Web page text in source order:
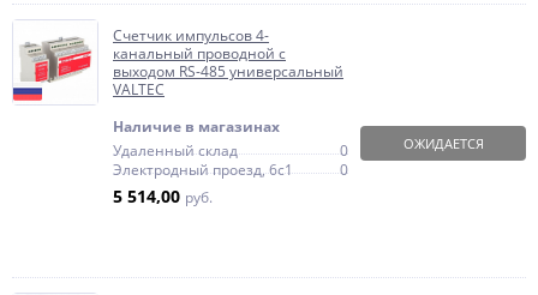
Счетчик импульсов 4-
канальный проводной c
выходом RS-485 универсальный
VALTEC
Наличие в магазинах
Удаленный склад
0
Электродный проезд, 6с1
0
5 514,00 руб.
ОЖИДАЕТСЯ